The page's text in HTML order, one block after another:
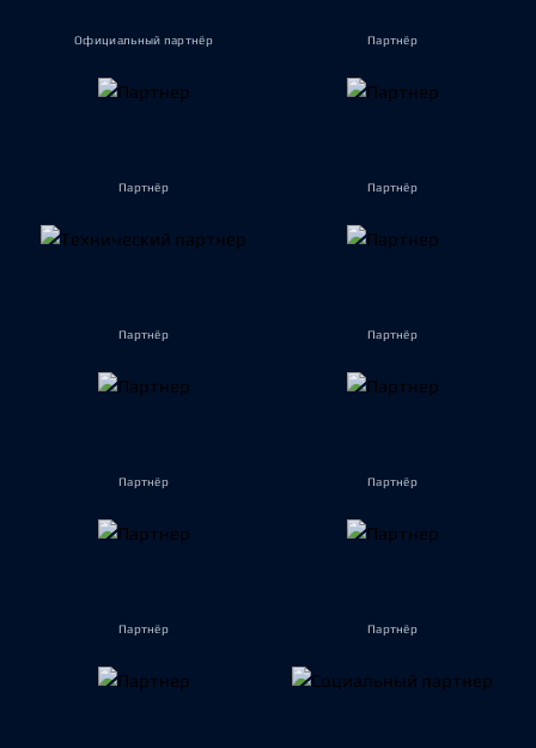
Официальный партнёр Партнёр
Партнёр Партнёр
Партнёр Партнёр
Партнёр Партнёр
Партнёр Партнёр